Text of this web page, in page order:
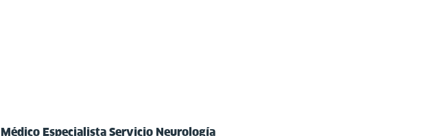
Médico Especialista Servicio Neurología